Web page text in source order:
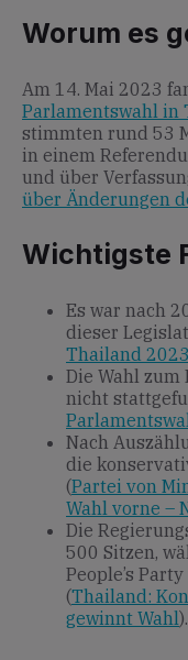
Worum es
Am 14. Mai 2023
Parlamentswahl in
stimmten rund 53
in einem
und über
über Änderungen
Wichtigste
Es war nach
dieser
Thailand 2023
Die Wahl
nicht
Nach
die
(Partei von
Wahl vorne –
Die
500 Sitzen,
People’s
(Thailand:
gewinnt Wahl).